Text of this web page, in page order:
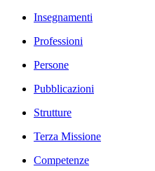
Insegnamenti
Professioni
Persone
Pubblicazioni
Strutture
Terza Missione
Competenze